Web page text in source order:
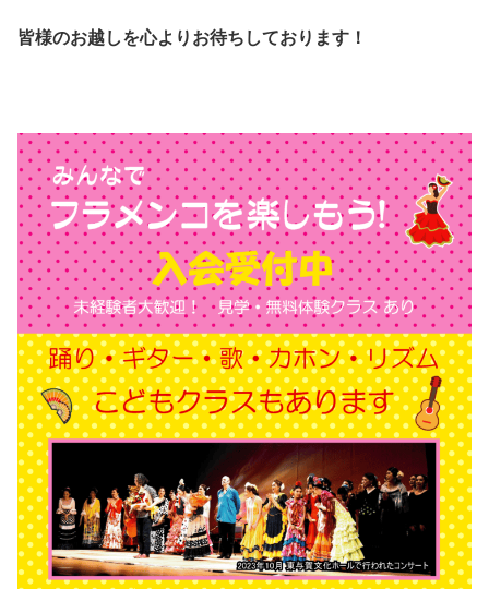
皆様のお越しを心よりお待ちしております！